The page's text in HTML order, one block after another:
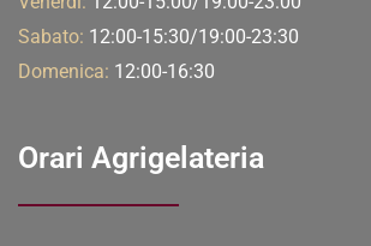
Sabato: 12:00-15:30/19:00-23:30
Domenica: 12:00-16:30
Orari Agrigelateria